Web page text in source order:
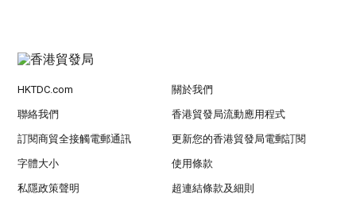
HKTDC.com 關於我們
聯絡我們 香港貿發局流動應用程式
訂閱商貿全接觸電郵通訊 更新您的香港貿發局電郵訂閱
字體大小 使用條款
私隱政策聲明 超連結條款及細則